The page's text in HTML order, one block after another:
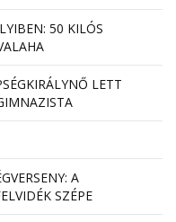
50 KILÓS
LETT
A
SZÉPE